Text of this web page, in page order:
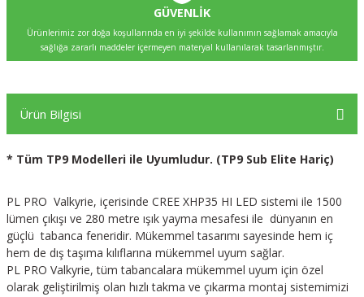
GÜVENLİK
Ürünlerimiz zor doğa koşullarında en iyi şekilde kullanımın sağlamak amacıyla
sağlığa zararlı maddeler içermeyen materyal kullanılarak tasarlanmıştır.
Ürün Bilgisi
* Tüm TP9 Modelleri ile Uyumludur. (TP9 Sub Elite Hariç)
PL PRO Valkyrie, içerisinde CREE XHP35 HI LED sistemi ile 1500
lümen çıkışı ve 280 metre ışık yayma mesafesi ile dünyanın en
güçlü tabanca feneridir. Mükemmel tasarımı sayesinde hem iç
hem de dış taşıma kılıflarına mükemmel uyum sağlar.
PL PRO Valkyrie, tüm tabancalara mükemmel uyum için özel
olarak geliştirilmiş olan hızlı takma ve çıkarma montaj sistemimizi